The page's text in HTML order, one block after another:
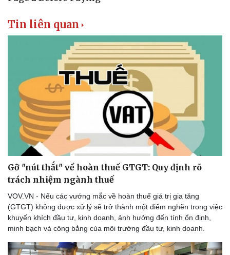
Thông tin doanh nghiệp
Doanh nghiệp 24h
Doanh nhân
Vì cộng đồng
Công nghệ
Sành điệu
Tin Công nghệ
Trải nghiệm
Chuyển đổi số
Tin liên quan
Gỡ "nút thắt" về hoàn thuế GTGT: Quy định rõ
trách nhiệm ngành thuế
VOV.VN - Nếu các vướng mắc về hoàn thuế giá trị gia tăng
(GTGT) không được xử lý sẽ trở thành một điểm nghẽn trong việc
khuyến khích đầu tư, kinh doanh, ảnh hưởng đến tính ổn định,
minh bạch và công bằng của môi trường đầu tư, kinh doanh.